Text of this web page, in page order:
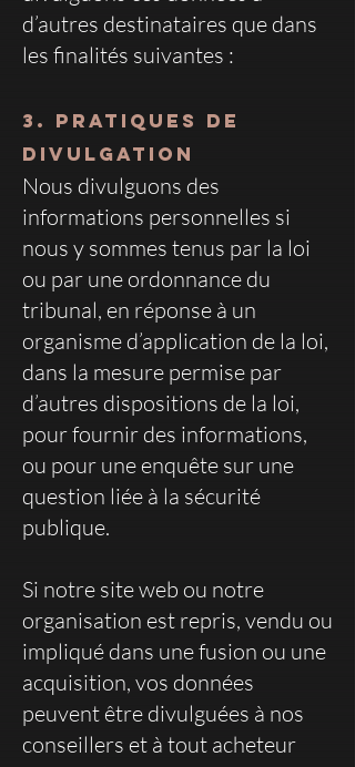
d’autres destinataires que dans
les finalités suivantes :
3. Pratiques de
divulgation
Nous divulguons des
informations personnelles si
nous y sommes tenus par la loi
ou par une ordonnance du
tribunal, en réponse à un
organisme d’application de la loi,
dans la mesure permise par
d’autres dispositions de la loi,
pour fournir des informations,
ou pour une enquête sur une
question liée à la sécurité
publique.
Si notre site web ou notre
organisation est repris, vendu ou
impliqué dans une fusion ou une
acquisition, vos données
peuvent être divulguées à nos
conseillers et à tout acheteur